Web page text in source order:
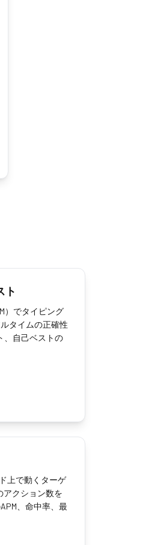
ト
）でタイピング
タイムの正確性
、自己ベストの
上で動くターゲ
アクション数を
、命中率、最